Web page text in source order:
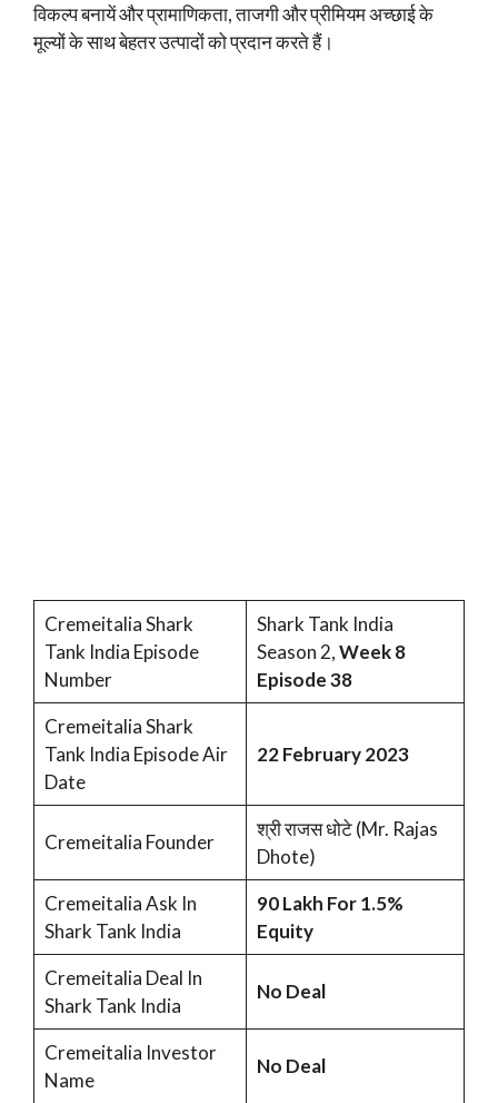
विकल्प बनायें और प्रामाणिकता, ताजगी और प्रीमियम अच्छाई के
मूल्यों के साथ बेहतर उत्पादों को प्रदान करते हैं।
Cremeitalia Shark
Tank India Episode
Number
Shark Tank India
Season 2,Week 8
Episode 38
Cremeitalia Shark
Tank India Episode Air
Date
22 February 2023
Cremeitalia Founder
श्री राजस धोटे (Mr. Rajas
Dhote)
Cremeitalia Ask In
Shark Tank India
90 Lakh For 1.5%
Equity
Cremeitalia Deal In
Shark Tank India
No Deal
Cremeitalia Investor
Name
No Deal